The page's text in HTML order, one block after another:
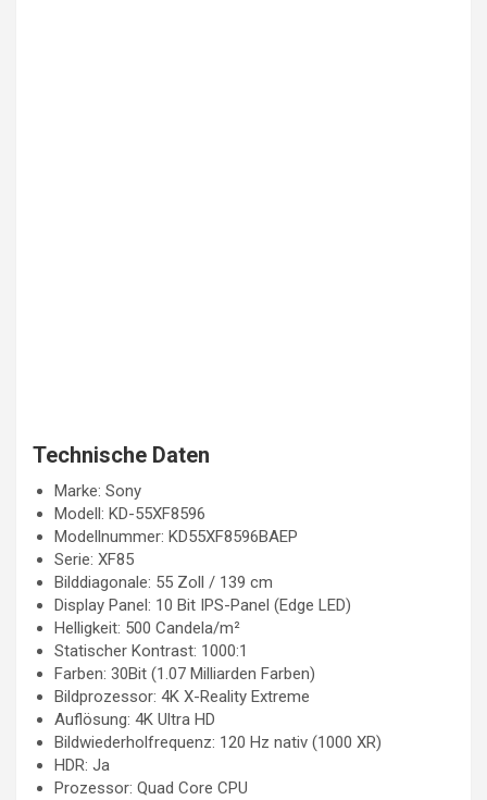
Technische Daten
Marke: Sony
Modell: KD-55XF8596
Modellnummer: KD55XF8596BAEP
Serie: XF85
Bilddiagonale: 55 Zoll / 139 cm
Display Panel: 10 Bit IPS-Panel (Edge LED)
Helligkeit: 500 Candela/m²
Statischer Kontrast: 1000:1
Farben: 30Bit (1.07 Milliarden Farben)
Bildprozessor: 4K X-Reality Extreme
Auflösung: 4K Ultra HD
Bildwiederholfrequenz: 120 Hz nativ (1000 XR)
HDR: Ja
Prozessor: Quad Core CPU